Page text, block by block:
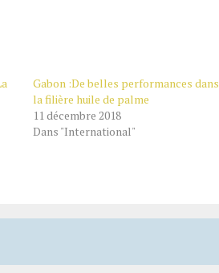
Gabon :De belles performances dans
la filière huile de palme
11 décembre 2018
Dans "International"